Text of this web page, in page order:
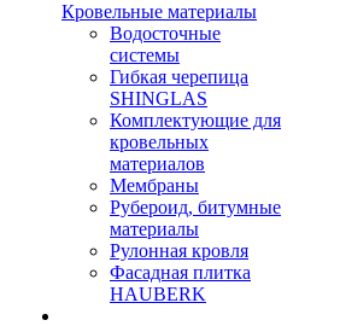
Кровельные материалы
Водосточные
системы
Гибкая черепица
SHINGLAS
Комплектующие для
кровельных
материалов
Мембраны
Рубероид, битумные
материалы
Рулонная кровля
Фасадная плитка
HAUBERK